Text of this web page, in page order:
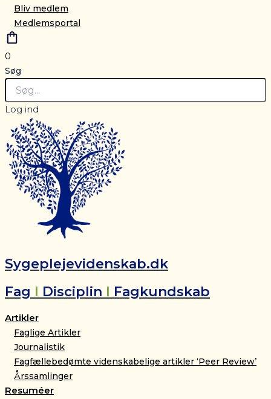
Bliv medlem
Medlemsportal
0
Søg
Log ind
Sygeplejevidenskab.dk
Fag I Disciplin I Fagkundskab
Artikler
Faglige Artikler
Journalistik
Fagfællebedømte videnskabelige artikler ‘Peer Review’
Årssamlinger
Resuméer